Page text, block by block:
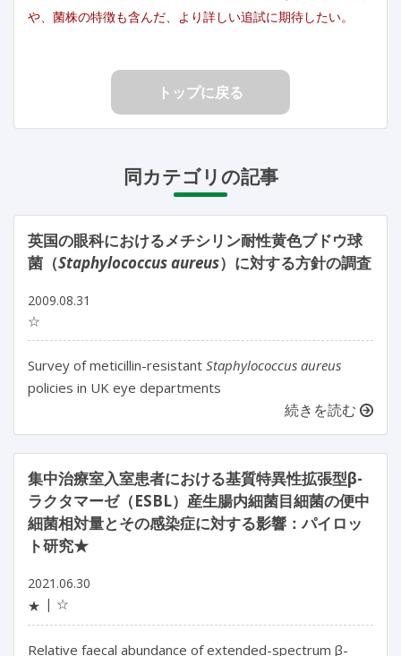
や、菌株の特徴も含んだ、より詳しい追試に期待したい。
トップに戻る
同カテゴリの記事
英国の眼科におけるメチシリン耐性黄色ブドウ球
菌（Staphylococcus aureus）に対する方針の調査
2009.08.31
☆
Survey of meticillin-resistant Staphylococcus aureus
policies in UK eye departments
続きを読む
集中治療室入室患者における基質特異性拡張型β-
ラクタマーゼ（ESBL）産生腸内細菌目細菌の便中
細菌相対量とその感染症に対する影響：パイロッ
ト研究★
2021.06.30
★
☆
Relative faecal abundance of extended-spectrum β-